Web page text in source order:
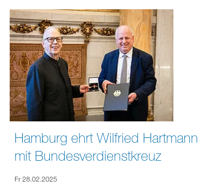
Hamburg ehrt Wilfried Hartmann
mit Bundesverdienstkreuz
Fr 28.02.2025